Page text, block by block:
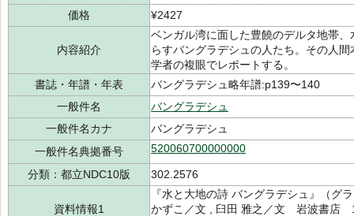
価格
¥2427
内容紹介
ベンガル湾に面した豊饒のデルタ地帯
らすバングラデシュの人たち。その人
学者の複眼でレポートする。
書誌・年譜・年表
バングラデシュ略年譜:p139〜140
一般件名
バングラデシュ
一般件名カナ
バングラデシュ
一般件名典拠番号
520060700000000
分類：都立NDC10版 302.2576
資料情報1
『水と大地の詩 バングラデシュ』（
かずこ／文 , 臼田 雅之／文 岩波書店